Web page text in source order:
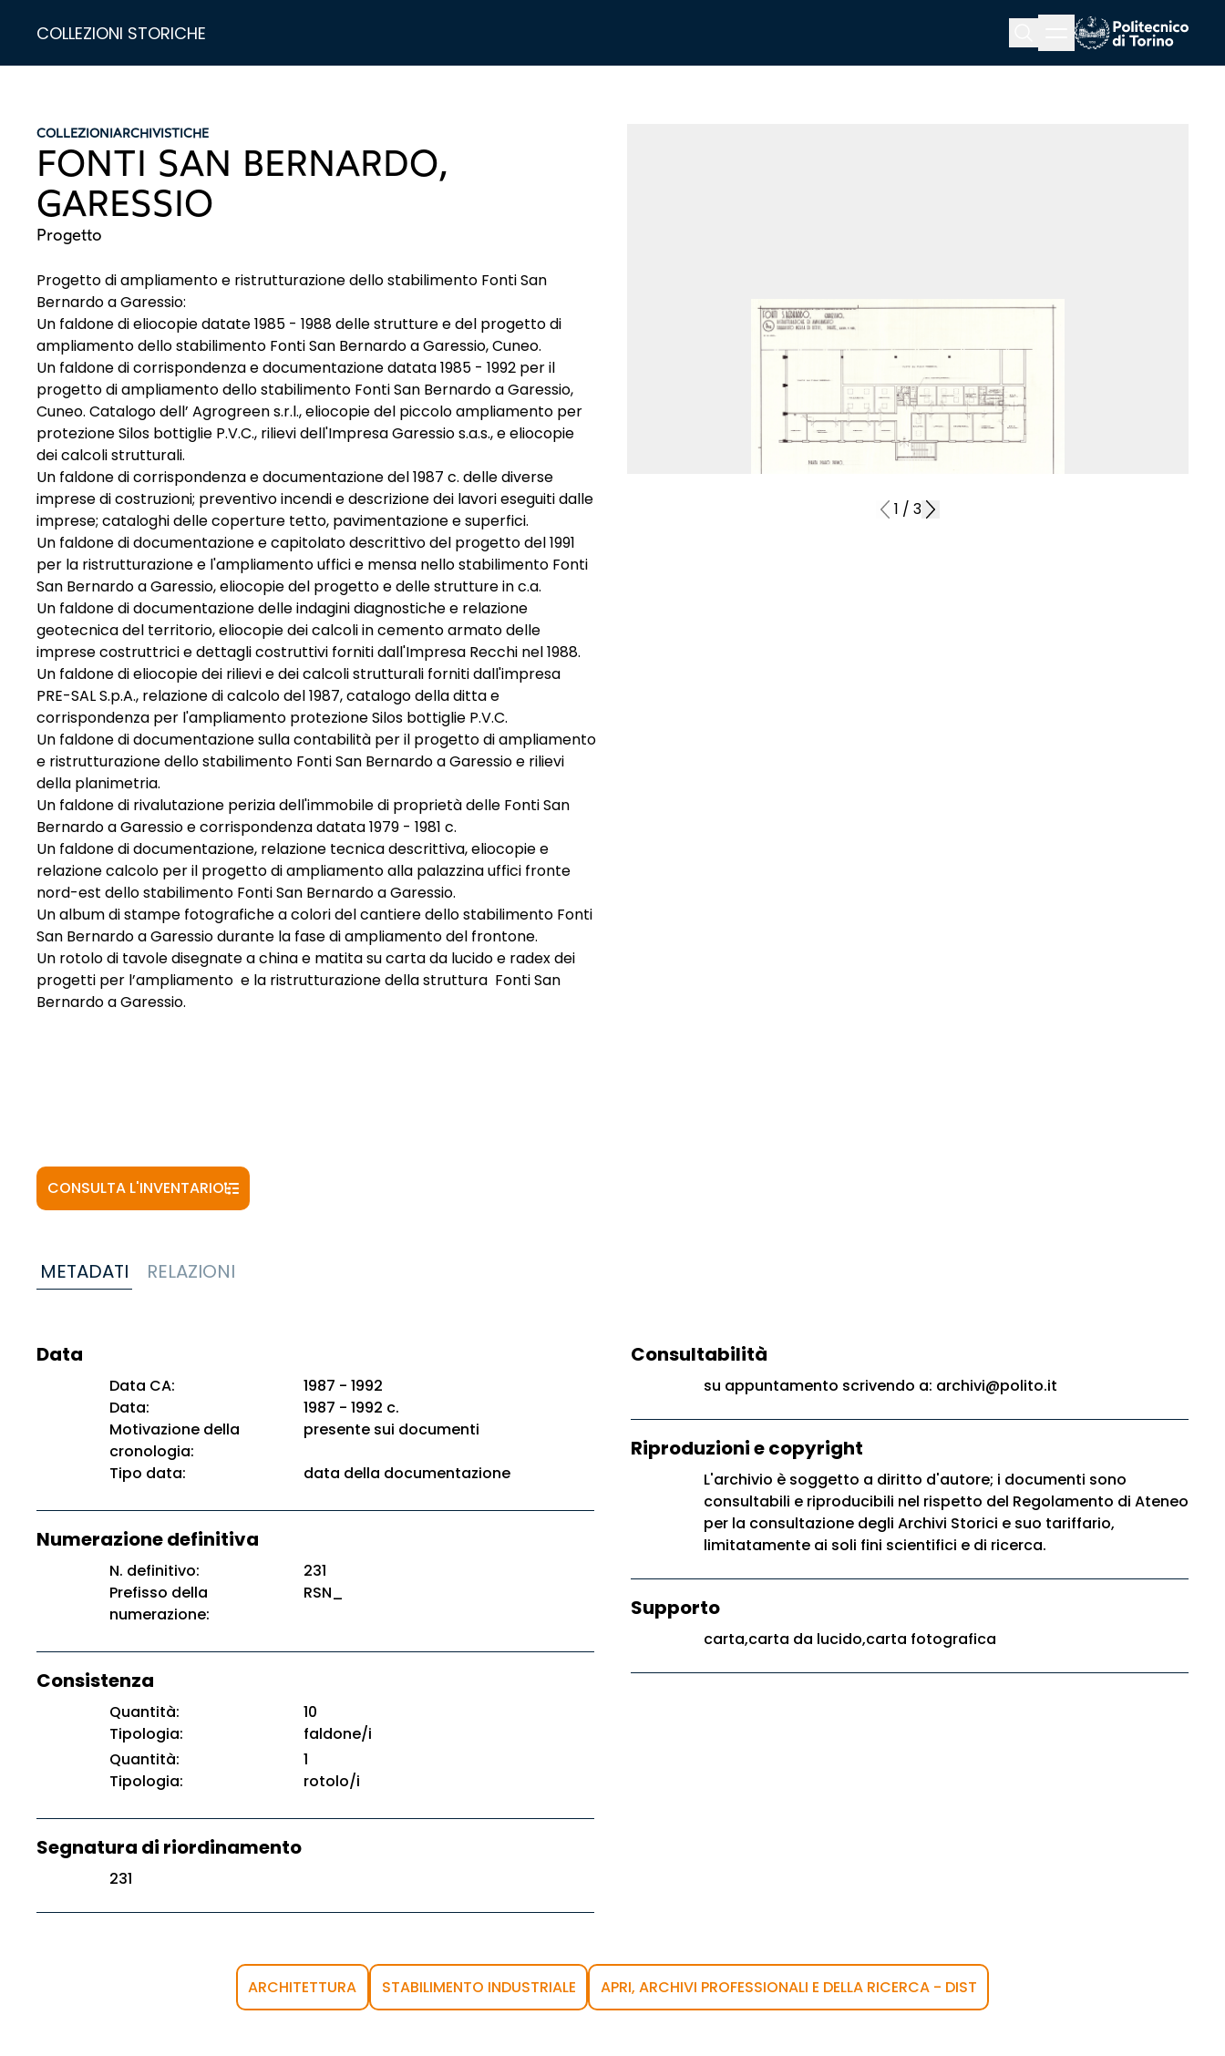
COLLEZIONI STORICHE
Menu button
COLLEZIONIARCHIVISTICHE
FONTI SAN BERNARDO,
GARESSIO
Progetto
Progetto di ampliamento e ristrutturazione dello stabilimento Fonti San
Bernardo a Garessio:
Un faldone di eliocopie datate 1985 - 1988 delle strutture e del progetto di
ampliamento dello stabilimento Fonti San Bernardo a Garessio, Cuneo.
Un faldone di corrispondenza e documentazione datata 1985 - 1992 per il
progetto di ampliamento dello stabilimento Fonti San Bernardo a Garessio,
Cuneo. Catalogo dell’ Agrogreen s.r.l., eliocopie del piccolo ampliamento per
protezione Silos bottiglie P.V.C., rilievi dell'Impresa Garessio s.a.s., e eliocopie
dei calcoli strutturali.
Un faldone di corrispondenza e documentazione del 1987 c. delle diverse
imprese di costruzioni; preventivo incendi e descrizione dei lavori eseguiti dalle
imprese; cataloghi delle coperture tetto, pavimentazione e superfici.
Un faldone di documentazione e capitolato descrittivo del progetto del 1991
per la ristrutturazione e l'ampliamento uffici e mensa nello stabilimento Fonti
San Bernardo a Garessio, eliocopie del progetto e delle strutture in c.a.
Un faldone di documentazione delle indagini diagnostiche e relazione
geotecnica del territorio, eliocopie dei calcoli in cemento armato delle
imprese costruttrici e dettagli costruttivi forniti dall'Impresa Recchi nel 1988.
Un faldone di eliocopie dei rilievi e dei calcoli strutturali forniti dall'impresa
PRE-SAL S.p.A., relazione di calcolo del 1987, catalogo della ditta e
corrispondenza per l'ampliamento protezione Silos bottiglie P.V.C.
Un faldone di documentazione sulla contabilità per il progetto di ampliamento
e ristrutturazione dello stabilimento Fonti San Bernardo a Garessio e rilievi
della planimetria.
Un faldone di rivalutazione perizia dell'immobile di proprietà delle Fonti San
Bernardo a Garessio e corrispondenza datata 1979 - 1981 c.
Un faldone di documentazione, relazione tecnica descrittiva, eliocopie e
relazione calcolo per il progetto di ampliamento alla palazzina uffici fronte
nord-est dello stabilimento Fonti San Bernardo a Garessio.
Un album di stampe fotografiche a colori del cantiere dello stabilimento Fonti
San Bernardo a Garessio durante la fase di ampliamento del frontone.
Un rotolo di tavole disegnate a china e matita su carta da lucido e radex dei
progetti per l’ampliamento e la ristrutturazione della struttura Fonti San
Bernardo a Garessio.
CONSULTA L'INVENTARIO
1 / 3
METADATI RELAZIONI
Data
Data CA:
1987 - 1992
Data:
1987 - 1992 c.
Motivazione della
cronologia:
presente sui documenti
Tipo data: data della documentazione
Numerazione definitiva
N. definitivo:
231
Prefisso della
numerazione:
RSN_
Consistenza
Quantità:
10
Tipologia:
faldone/i
Quantità:
1
Tipologia:
rotolo/i
Segnatura di riordinamento
231
Consultabilità
su appuntamento scrivendo a: archivi@polito.it
Riproduzioni e copyright
L'archivio è soggetto a diritto d'autore; i documenti sono
consultabili e riproducibili nel rispetto del Regolamento di Ateneo
per la consultazione degli Archivi Storici e suo tariffario,
limitatamente ai soli fini scientifici e di ricerca.
Supporto
carta,carta da lucido,carta fotografica
ARCHITETTURA STABILIMENTO INDUSTRIALE APRI, ARCHIVI PROFESSIONALI E DELLA RICERCA - DIST